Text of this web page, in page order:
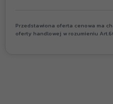
Przedstawiona oferta cenowa ma
oferty handlowej w rozumieniu